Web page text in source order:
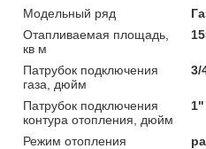
Модельный ряд
Отапливаемая площадь,
кв м
Патрубок подключения
газа, дюйм
3/
Патрубок подключения
контура отопления, дюйм
1"
Режим отопления